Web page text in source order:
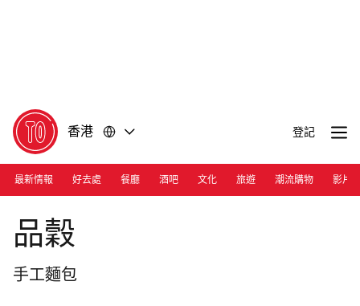
香港 登記
最新情報 好去處 餐廳 酒吧 文化 旅遊 潮流購物 影片
Photograph: Nicholas Wong
品穀
手工麵包